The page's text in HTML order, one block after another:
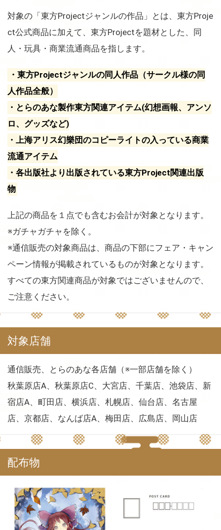
対象の「東方Projectジャンルの作品」とは、東方Proje
ct公式商品に加えて、東方Projectを題材とした、同
人・玩具・商業流通商品を指します。
・東方Projectジャンルの同人作品（サークル様の同
人作品全般）
・とらのあな製作東方関連アイテム(幻想画報、アンソ
ロ、グッズなど)
・上海アリス幻樂団のコピーライトの入っている商業
流通アイテム
・各出版社より出版されている東方Project関連出版
物
上記の商品を１点でも含むお会計が対象となります。
※ガチャガチャを除く。
※通信販売の対象商品は、商品の下部にフェア・キャン
ペーン情報が掲載されているものが対象となります。
すべての東方関連商品が対象ではございませんので、
ご注意ください。
対象店舗
通信販売、とらのあな各店舗（※一部店舗を除く）
秋葉原店A、秋葉原店C、大宮店、千葉店、池袋店、新
宿店A、町田店、横浜店、札幌店、仙台店、名古屋
店、京都店、なんば店A、梅田店、広島店、岡山店
配布物